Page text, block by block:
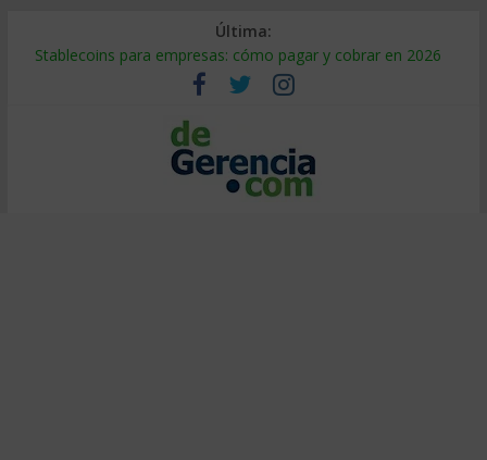
Última:
Stablecoins para empresas: cómo pagar y cobrar en 2026
Despido silencioso: qué es y por qué sale tan caro
IA en selección de personal: cómo auditarla a tiempo
Trabajo forzoso en la cadena de suministro: qué hacer
Mercado hispano de EE. UU.: cómo segmentarlo y venderle